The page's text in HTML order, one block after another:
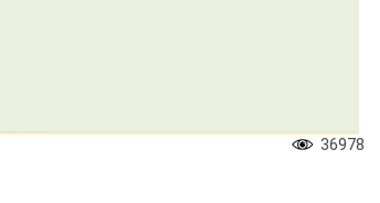
36978